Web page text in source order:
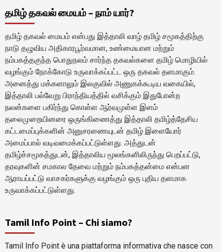
தமிழ் தகவல் மையம் – நாம் யார்?
தமிழ் தகவல் மையம் என்பது இத்தாலி வாழ் தமிழ் சமூகத்திற்கு
நாடு தழுவிய அதிகாரபூர்வமான, உண்மையான மற்றும்
நம்பகத்தகுந்த பொதுநலம் சார்ந்த தகவல்களை தமிழ் மொழியில்
வழங்கும் நோக்கோடு உருவாக்கப்பட்ட ஒரு தகவல் தளமாகும்.
அனைத்து மக்களாலும் இலகுவில் அணுகக்கூடிய வகையில்,
இத்தாலி பல்வேறு பிராந்தியத்தில் வசிக்கும் இதுபோன்ற
நலன்களை பகிர்ந்து கொள்ள ஆர்வமுள்ள இளம்
தலைமுறையினரை ஒருங்கிணைத்து இத்தாலி தமிழ்த்தேசிய
கட்டமைப்புக்களின் அனுசரணையுடன் தமிழ் இளையோர்
அமைப்பால் வடிவமைக்கப்பட்டுள்ளது. அத்துடன்
தமிழ்ச்சமூகத்துடன், இத்தாலிய மூலங்களிலிருந்து பெறப்பட்டு,
தரவுகளின் சமகால தேவை மற்றும் நம்பகத்தன்மை என்பன
ஆராயப்பட்டு வாசகர்களுக்கு வழங்கும் ஒரு புதிய தளமாக
உருவாக்கப்பட்டுள்ளது.
Tamil Info Point – Chi siamo?
Tamil Info Point è una piattaforma informativa che nasce con